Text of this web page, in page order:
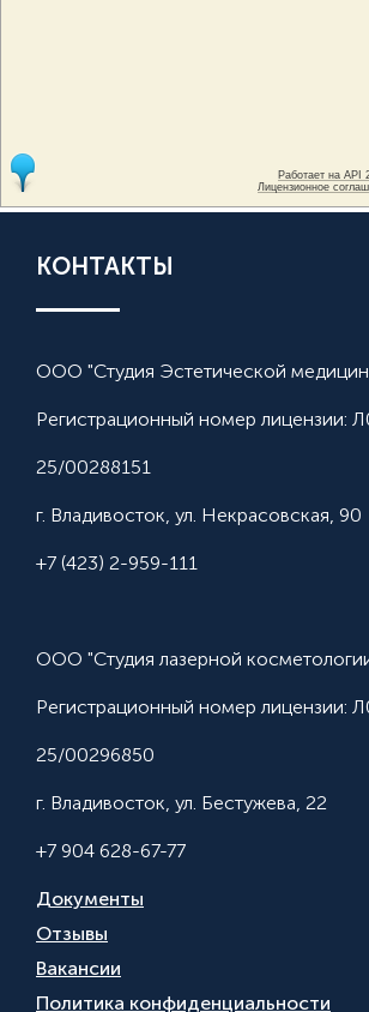
КОНТАКТЫ
ООО "Студия Эстетической
Регистрационный номер лицензии:
25/00288151
г. Владивосток, ул. Некрасовская, 90
+7 (423) 2-959-111
ООО "Студия лазерной
Регистрационный номер лицензии:
25/00296850
г. Владивосток, ул. Бестужева, 22
+7 904 628-67-77
Документы
Отзывы
Вакансии
Политика конфиденциальности